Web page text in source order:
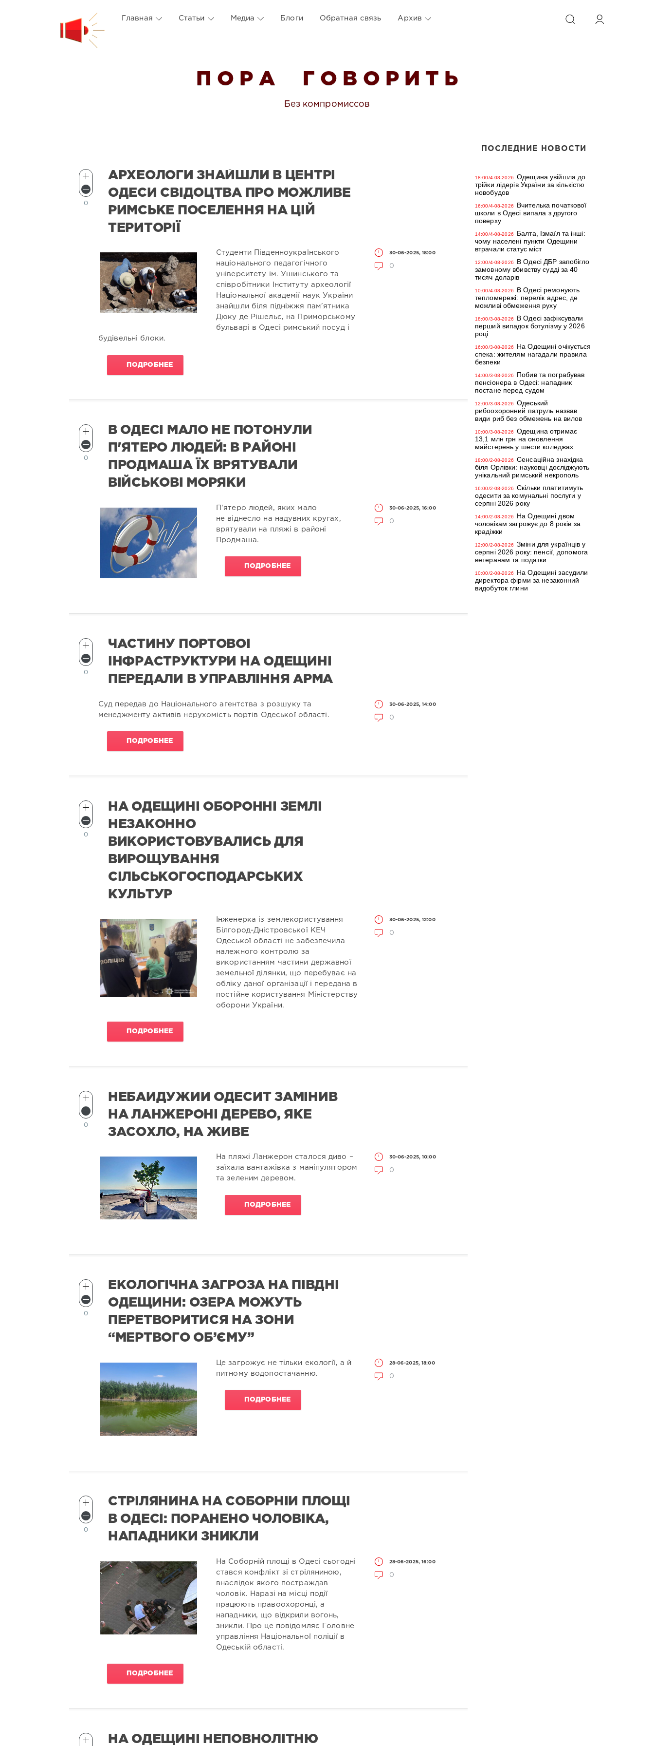
ИСКАТЬ
Главная Статьи Медиа Блоги Обратная связь Архив
П О Р А Г О В О Р И Т Ь
Без компромиссов
АРХЕОЛОГИ ЗНАЙШЛИ В ЦЕНТРІ
ОДЕСИ СВІДОЦТВА ПРО МОЖЛИВЕ
РИМСЬКЕ ПОСЕЛЕННЯ НА ЦІЙ
ТЕРИТОРІЇ
30-06-2025, 18:00
0
0
Студенти Південноукраїнського
національного педагогічного
університету ім. Ушинського та
співробітники Інституту археології
Національної академії наук України
знайшли біля підніжжя пам'ятника
Дюку де Рішельє, на Приморському
бульварі в Одесі римський посуд і
будівельні блоки.
ПОДРОБНЕЕ
В ОДЕСІ МАЛО НЕ ПОТОНУЛИ
П'ЯТЕРО ЛЮДЕЙ: В РАЙОНІ
ПРОДМАША ЇХ ВРЯТУВАЛИ
ВІЙСЬКОВІ МОРЯКИ
30-06-2025, 16:00
0
0
П'ятеро людей, яких мало
не віднесло на надувних кругах,
врятували на пляжі в районі
Продмаша.
ПОДРОБНЕЕ
ЧАСТИНУ ПОРТОВОЇ
ІНФРАСТРУКТУРИ НА ОДЕЩИНІ
ПЕРЕДАЛИ В УПРАВЛІННЯ АРМА
30-06-2025, 14:00
0
0
Суд передав до Національного агентства з розшуку та
менеджменту активів нерухомість портів Одеської області.
ПОДРОБНЕЕ
НА ОДЕЩИНІ ОБОРОННІ ЗЕМЛІ
НЕЗАКОННО
ВИКОРИСТОВУВАЛИСЬ ДЛЯ
ВИРОЩУВАННЯ
СІЛЬСЬКОГОСПОДАРСЬКИХ
КУЛЬТУР
30-06-2025, 12:00
0
0
Інженерка із землекористування
Білгород-Дністровської КЕЧ
Одеської області не забезпечила
належного контролю за
використанням частини державної
земельної ділянки, що перебуває на
обліку даної організації і передана в
постійне користування Міністерству
оборони України.
ПОДРОБНЕЕ
НЕБАЙДУЖИЙ ОДЕСИТ ЗАМІНИВ
НА ЛАНЖЕРОНІ ДЕРЕВО, ЯКЕ
ЗАСОХЛО, НА ЖИВЕ
30-06-2025, 10:00
0
0
На пляжі Ланжерон сталося диво –
заїхала вантажівка з маніпулятором
та зеленим деревом.
ПОДРОБНЕЕ
ЕКОЛОГІЧНА ЗАГРОЗА НА ПІВДНІ
ОДЕЩИНИ: ОЗЕРА МОЖУТЬ
ПЕРЕТВОРИТИСЯ НА ЗОНИ
“МЕРТВОГО ОБ’ЄМУ”
28-06-2025, 18:00
0
0
Це загрожує не тільки екології, а й
питному водопостачанню.
ПОДРОБНЕЕ
СТРІЛЯНИНА НА СОБОРНІЙ ПЛОЩІ
В ОДЕСІ: ПОРАНЕНО ЧОЛОВІКА,
НАПАДНИКИ ЗНИКЛИ
28-06-2025, 16:00
0
0
На Соборній площі в Одесі сьогодні
стався конфлікт зі стріляниною,
внаслідок якого постраждав
чоловік. Наразі на місці події
працюють правоохоронці, а
нападники, що відкрили вогонь,
зникли. Про це повідомляє Головне
управління Національної поліції в
Одеській області.
ПОДРОБНЕЕ
НА ОДЕЩИНІ НЕПОВНОЛІТНЮ
ПОСЛЕДНИЕ НОВОСТИ
18:00/4-08-2026
Одещина увійшла до
трійки лідерів України за кількістю
новобудов
16:00/4-08-2026
Вчителька початкової
школи в Одесі випала з другого
поверху
14:00/4-08-2026
Балта, Ізмаїл та інші:
чому населені пункти Одещини
втрачали статус міст
12:00/4-08-2026
В Одесі ДБР запобігло
замовному вбивству судді за 40
тисяч доларів
10:00/4-08-2026
В Одесі ремонують
тепломережі: перелік адрес, де
можливі обмеження руху
18:00/3-08-2026
В Одесі зафіксували
перший випадок ботулізму у 2026
році
16:00/3-08-2026
На Одещині очікується
спека: жителям нагадали правила
безпеки
14:00/3-08-2026
Побив та пограбував
пенсіонера в Одесі: нападник
постане перед судом
12:00/3-08-2026
Одеський
рибоохоронний патруль назвав
види риб без обмежень на вилов
10:00/3-08-2026
Одещина отримає
13,1 млн грн на оновлення
майстерень у шести коледжах
18:00/2-08-2026
Сенсаційна знахідка
біля Орлівки: науковці досліджують
унікальний римський некрополь
16:00/2-08-2026
Скільки платитимуть
одесити за комунальні послуги у
серпні 2026 року
14:00/2-08-2026
На Одещині двом
чоловікам загрожує до 8 років за
крадіжки
12:00/2-08-2026
Зміни для українців у
серпні 2026 року: пенсії, допомога
ветеранам та податки
10:00/2-08-2026
На Одещині засудили
директора фірми за незаконний
видобуток глини